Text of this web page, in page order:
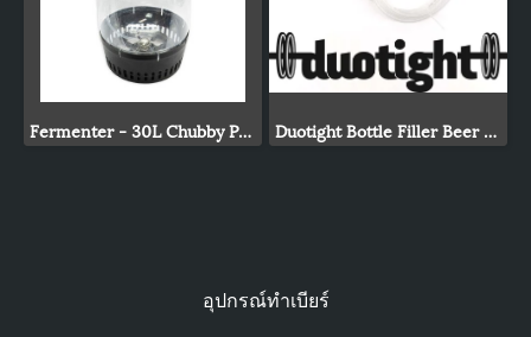
Fermenter - 30L Chubby Pressure Fermenter With Spunding Valve Duotight Bottle Filler Beer Gun
อุปกรณ์ทำเบียร์